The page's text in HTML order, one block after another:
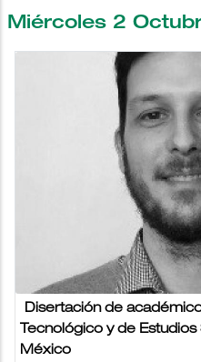
Miércoles 2
Disertación de
Tecnológico y de
México